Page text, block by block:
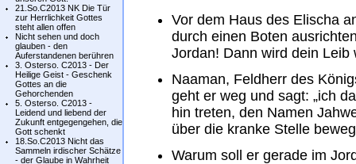
21.So.C2013 NK Die Tür
zur Herrlichkeit Gottes
steht allen offen
Nicht sehen und doch
glauben - den
Auferstandenen berühren
3. Osterso. C2013 - Der
Heilige Geist - Geschenk
Gottes an die
Gehorchenden
5. Osterso. C2013 -
Leidend und liebend der
Zukunft entgegengehen, die
Gott schenkt
18.So.C2013 Nicht das
Sammeln irdischer Schätze
- der Glaube in Wahrheit
Vor dem Haus des Elischa
durch einen Boten
Jordan! Dann wird dein
Naaman, Feldherr des
geht er weg und sagt: „ich
hin treten, den Namen
über die kranke Stelle
Warum soll er gerade im